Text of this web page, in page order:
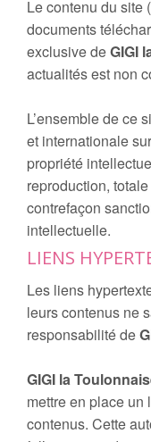
Le contenu du site
documents
exclusive deGIGI
actualités est non
L’ensemble de ce
et internationale
propriété
reproduction,
contrefaçon
intellectuelle.
LIENS
Les liens
leurs contenus ne
responsabilité de
GIGI la
mettre en place un
contenus. Cette